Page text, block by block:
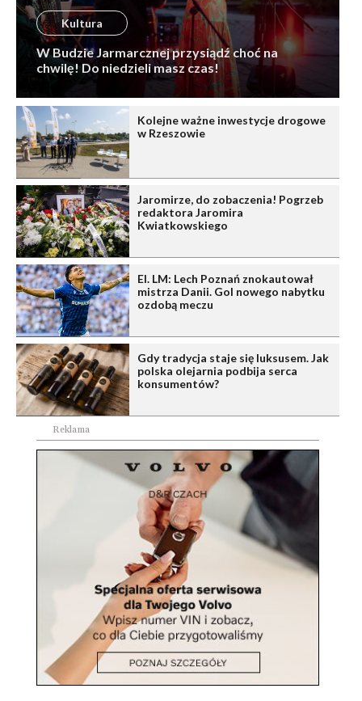
Kultura
W Budzie Jarmarcznej przysiądź choć na
chwilę! Do niedzieli masz czas!
Kolejne ważne inwestycje drogowe
w Rzeszowie
Jaromirze, do zobaczenia! Pogrzeb
redaktora Jaromira
Kwiatkowskiego
El. LM: Lech Poznań znokautował
mistrza Danii. Gol nowego nabytku
ozdobą meczu
Gdy tradycja staje się luksusem. Jak
polska olejarnia podbija serca
konsumentów?
Reklama